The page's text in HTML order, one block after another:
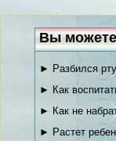
Вы можете
► Разбился
► Как
► Как не
► Растет